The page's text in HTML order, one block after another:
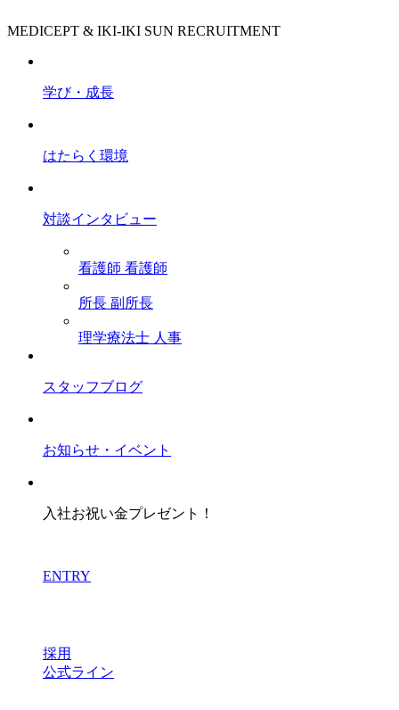
MEDICEPT & IKI-IKI SUN RECRUITMENT
学び・成長
はたらく環境
対談インタビュー
看護師 看護師
所長 副所長
理学療法士 人事
スタッフブログ
お知らせ・イベント
入社お祝い金プレゼント！
ENTRY
採用
公式ライン